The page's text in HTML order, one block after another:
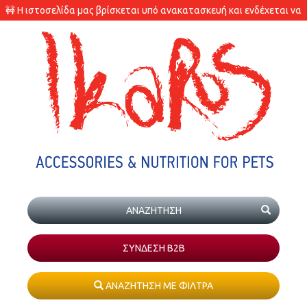
🚧 Η ιστοσελίδα μας βρίσκεται υπό ανακατασκευή και ενδέχεται να
υπάρχουν διαφορές στις διαθεσιμότητες των προϊόντων.
ΣΥΝΔΕΣΗ Β2Β
ΑΝΑΖΗΤΗΣΗ ΜΕ ΦΙΛΤΡΑ